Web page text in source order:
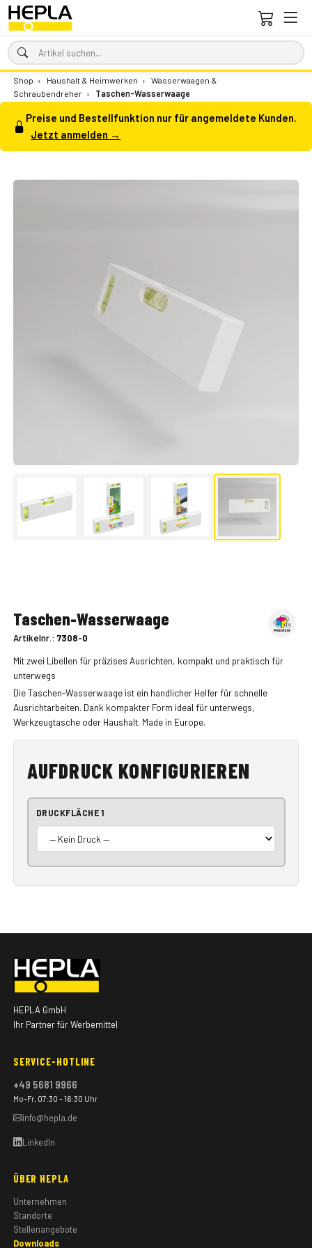
Shop › Haushalt & Heimwerken ›
Wasserwaagen &
Schraubendreher › Taschen-Wasserwaage
Preise und Bestellfunktion nur für angemeldete Kunden.
Jetzt anmelden →
Taschen-Wasserwaage
Artikelnr.: 7308-0
Mit zwei Libellen für präzises Ausrichten, kompakt und praktisch für
unterwegs
Die Taschen-Wasserwaage ist ein handlicher Helfer für schnelle
Ausrichtarbeiten. Dank kompakter Form ideal für unterwegs,
Werkzeugtasche oder Haushalt. Made in Europe.
AUFDRUCK KONFIGURIEREN
DRUCKFLÄCHE 1
HEPLA GmbH
Ihr Partner für Werbemittel
SERVICE-HOTLINE
+49 5681 9966
Mo–Fr, 07:30 – 16:30 Uhr
info@hepla.de
LinkedIn
ÜBER HEPLA
Unternehmen
Standorte
Stellenangebote
Downloads